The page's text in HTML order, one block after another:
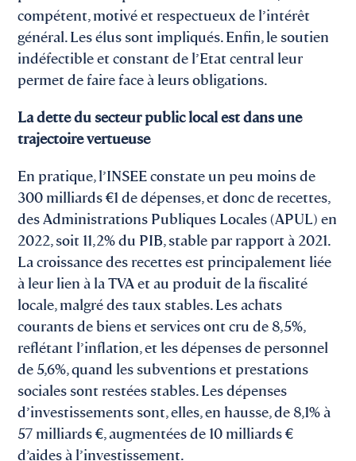
compétent, motivé et respectueux de l’intérêt
général. Les élus sont impliqués. Enfin, le soutien
indéfectible et constant de l’Etat central leur
permet de faire face à leurs obligations.
La dette du secteur public local est dans une
trajectoire vertueuse
En pratique, l’INSEE constate un peu moins de
300 milliards €1 de dépenses, et donc de recettes,
des Administrations Publiques Locales (APUL) en
2022, soit 11,2% du PIB, stable par rapport à 2021.
La croissance des recettes est principalement liée
à leur lien à la TVA et au produit de la fiscalité
locale, malgré des taux stables. Les achats
courants de biens et services ont cru de 8,5%,
reflétant l’inflation, et les dépenses de personnel
de 5,6%, quand les subventions et prestations
sociales sont restées stables. Les dépenses
d’investissements sont, elles, en hausse, de 8,1% à
57 milliards €, augmentées de 10 milliards €
d’aides à l’investissement.